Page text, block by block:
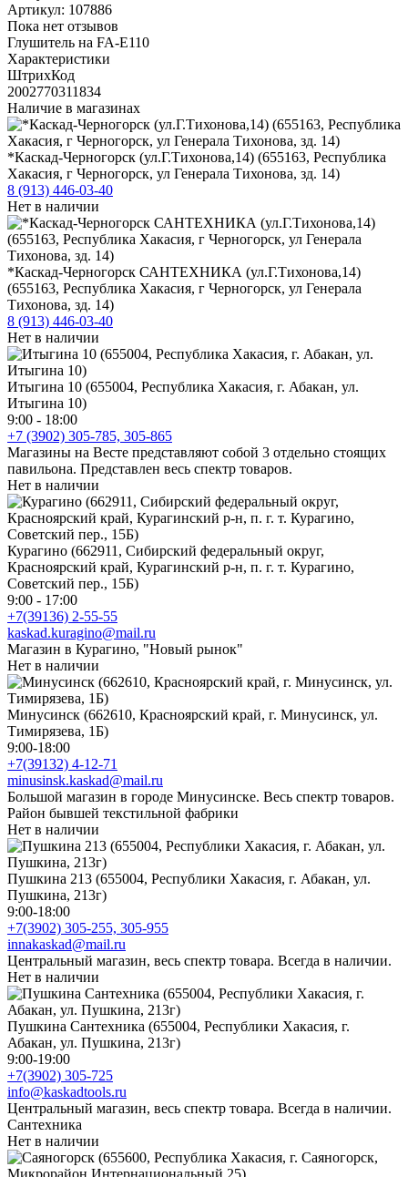
Артикул: 107886
Пока нет отзывов
Глушитель на FA-E110
Характеристики
ШтрихКод
2002770311834
Наличие в магазинах
*Каскад-Черногорск (ул.Г.Тихонова,14) (655163, Республика
Хакасия, г Черногорск, ул Генерала Тихонова, зд. 14)
8 (913) 446-03-40
Нет в наличии
*Каскад-Черногорск САНТЕХНИКА (ул.Г.Тихонова,14)
(655163, Республика Хакасия, г Черногорск, ул Генерала
Тихонова, зд. 14)
8 (913) 446-03-40
Нет в наличии
Итыгина 10 (655004, Республика Хакасия, г. Абакан, ул.
Итыгина 10)
9:00 - 18:00
+7 (3902) 305-785, 305-865
Магазины на Весте представляют собой 3 отдельно стоящих
павильона. Представлен весь спектр товаров.
Нет в наличии
Курагино (662911, Сибирский федеральный округ,
Красноярский край, Курагинский р-н, п. г. т. Курагино,
Советский пер., 15Б)
9:00 - 17:00
+7(39136) 2-55-55
kaskad.kuragino@mail.ru
Магазин в Курагино, "Новый рынок"
Нет в наличии
Минусинск (662610, Красноярский край, г. Минусинск, ул.
Тимирязева, 1Б)
9:00-18:00
+7(39132) 4-12-71
minusinsk.kaskad@mail.ru
Большой магазин в городе Минусинске. Весь спектр товаров.
Район бывшей текстильной фабрики
Нет в наличии
Пушкина 213 (655004, Республики Хакасия, г. Абакан, ул.
Пушкина, 213г)
9:00-18:00
+7(3902) 305-255, 305-955
innakaskad@mail.ru
Центральный магазин, весь спектр товара. Всегда в наличии.
Нет в наличии
Пушкина Сантехника (655004, Республики Хакасия, г.
Абакан, ул. Пушкина, 213г)
9:00-19:00
+7(3902) 305-725
info@kaskadtools.ru
Центральный магазин, весь спектр товара. Всегда в наличии.
Сантехника
Нет в наличии